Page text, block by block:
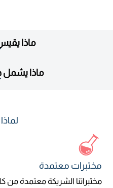
ماذا
ماذا يشمل
مختبرات معتمدة
مختبراتنا الشريكة معتمدة من